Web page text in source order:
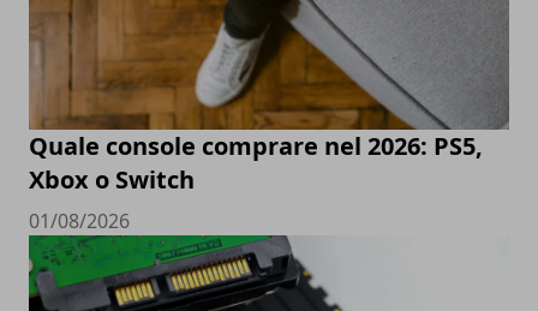
Quale console comprare nel 2026: PS5,
Xbox o Switch
01/08/2026